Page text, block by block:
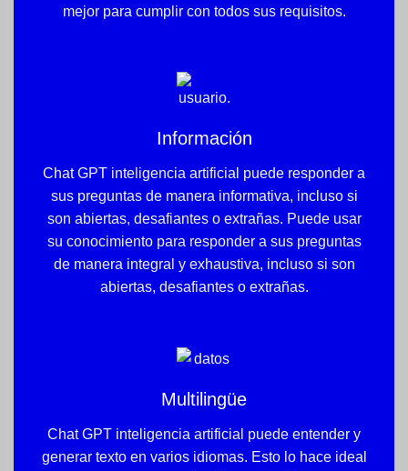
mejor para cumplir con todos sus requisitos.
Información
Chat GPT inteligencia artificial puede responder a
sus preguntas de manera informativa, incluso si
son abiertas, desafiantes o extrañas. Puede usar
su conocimiento para responder a sus preguntas
de manera integral y exhaustiva, incluso si son
abiertas, desafiantes o extrañas.
Multilingüe
Chat GPT inteligencia artificial puede entender y
generar texto en varios idiomas. Esto lo hace ideal